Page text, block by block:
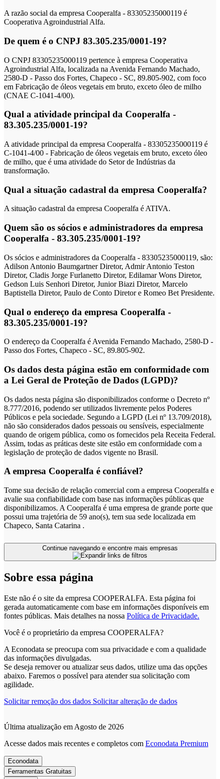
A razão social da empresa Cooperalfa - 83305235000119 é
Cooperativa Agroindustrial Alfa.
De quem é o CNPJ 83.305.235/0001-19?
O CNPJ 83305235000119 pertence à empresa Cooperativa
Agroindustrial Alfa, localizada na Avenida Fernando Machado,
2580-D - Passo dos Fortes, Chapeco - SC, 89.805-902, com foco
em Fabricação de óleos vegetais em bruto, exceto óleo de milho
(CNAE C-1041-4/00).
Qual a atividade principal da Cooperalfa -
83.305.235/0001-19?
A atividade principal da empresa Cooperalfa - 83305235000119 é
C-1041-4/00 - Fabricação de óleos vegetais em bruto, exceto óleo
de milho, que é uma atividade do Setor de Indústrias da
transformação.
Qual a situação cadastral da empresa Cooperalfa?
A situação cadastral da empresa Cooperalfa é ATIVA.
Quem são os sócios e administradores da empresa
Cooperalfa - 83.305.235/0001-19?
Os sócios e administradores da Cooperalfa - 83305235000119, são:
Adilson Antonio Baumgartner Diretor, Admir Antonio Teston
Diretor, Cladis Jorge Furlanetto Diretor, Edilamar Wons Diretor,
Gedson Luis Senhori Diretor, Junior Biazi Diretor, Marcelo
Baptistella Diretor, Paulo de Conto Diretor e Romeo Bet Presidente.
Qual o endereço da empresa Cooperalfa -
83.305.235/0001-19?
O endereço da Cooperalfa é Avenida Fernando Machado, 2580-D -
Passo dos Fortes, Chapeco - SC, 89.805-902.
Os dados desta página estão em conformidade com
a Lei Geral de Proteção de Dados (LGPD)?
Os dados nesta página são disponibilizados conforme o Decreto nº
8.777/2016, podendo ser utilizados livremente pelos Poderes
Públicos e pela sociedade. Segundo a LGPD (Lei nº 13.709/2018),
não são considerados dados pessoais ou sensíveis, especialmente
quando de origem pública, como os fornecidos pela Receita Federal.
Assim, todas as práticas deste site estão em conformidade com a
legislação de proteção de dados vigente no Brasil.
A empresa Cooperalfa é confiável?
Tome sua decisão de relação comercial com a empresa Cooperalfa e
avalie sua confiabilidade com base nas informações públicas que
disponibilizamos. A Cooperalfa é uma empresa de grande porte que
possui uma trajetória de 59 ano(s), tem sua sede localizada em
Chapeco, Santa Catarina .
Sobre essa página
Este não é o site da empresa COOPERALFA. Esta página foi
gerada automaticamente com base em informações disponíveis em
fontes públicas. Mais detalhes na nossa Política de Privacidade.
Você é o proprietário da empresa COOPERALFA?
A Econodata se preocupa com sua privacidade e com a qualidade
das informações divulgadas.
Se deseja remover ou atualizar seus dados, utilize uma das opções
abaixo. Faremos o possível para atender sua solicitação com
agilidade.
Solicitar remoção dos dados Solicitar alteração de dados
Última atualização em Agosto de 2026
Acesse dados mais recentes e completos com Econodata Premium
Econodata
Ferramentas Gratuitas